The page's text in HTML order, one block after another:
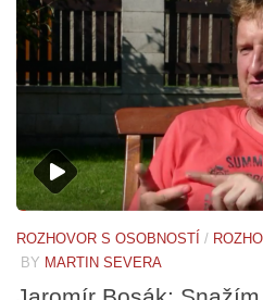
ROZHOVOR S OSOBNOSTÍ /
BY MARTIN SEVERA